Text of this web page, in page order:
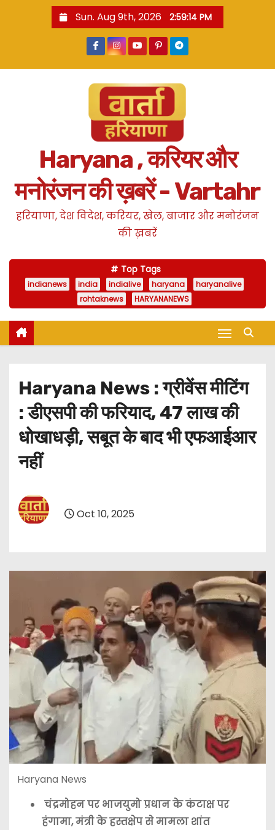
Sun. Aug 9th, 2026 2:59:15 PM
Haryana , करियर और
मनोरंजन की ख़बरें - Vartahr
हरियाणा, देश विदेश, करियर, खेल, बाजार और मनोरंजन
की ख़बरें
Top Tags
indianews india indialive haryana
haryanalive
rohtaknews
HARYANANEWS
Haryana News : ग्रीवेंस मीटिंग
: डीएसपी की फरियाद, 47 लाख की
धोखाधड़ी, सबूत के बाद भी एफआईआर
नहीं
Oct 10, 2025
Haryana News
चंद्रमोहन पर भाजयुमो प्रधान के कंटाक्ष पर
हंगामा, मंत्री के हस्तक्षेप से मामला शांत